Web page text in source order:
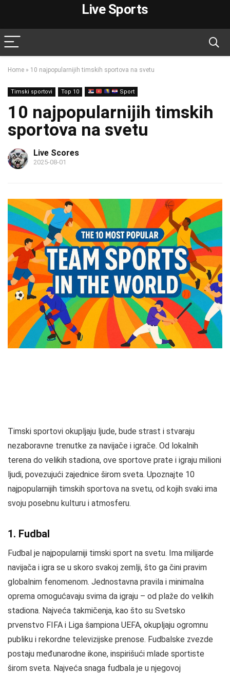
Live Sports
Home » 10 najpopularnijih timskih sportova na svetu
Timski sportovi Top 10 Sport
10 najpopularnijih timskih
sportova na svetu
Live Scores
2025-08-01
Timski sportovi okupljaju ljude, bude strast i stvaraju
nezaboravne trenutke za navijače i igrače. Od lokalnih
terena do velikih stadiona, ove sportove prate i igraju milioni
ljudi, povezujući zajednice širom sveta. Upoznajte 10
najpopularnijih timskih sportova na svetu, od kojih svaki ima
svoju posebnu kulturu i atmosferu.
1. Fudbal
Fudbal je najpopularniji timski sport na svetu. Ima milijarde
navijača i igra se u skoro svakoj zemlji, što ga čini pravim
globalnim fenomenom. Jednostavna pravila i minimalna
oprema omogućavaju svima da igraju – od plaže do velikih
stadiona. Najveća takmičenja, kao što su Svetsko
prvenstvo FIFA i Liga šampiona UEFA, okupljaju ogromnu
publiku i rekordne televizijske prenose. Fudbalske zvezde
postaju međunarodne ikone, inspirišući mlade sportiste
širom sveta. Najveća snaga fudbala je u njegovoj